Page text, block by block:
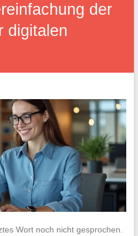
der
digitalen
Wort noch nicht gesprochen.